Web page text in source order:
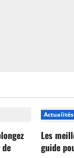
Actualités
Les
guide